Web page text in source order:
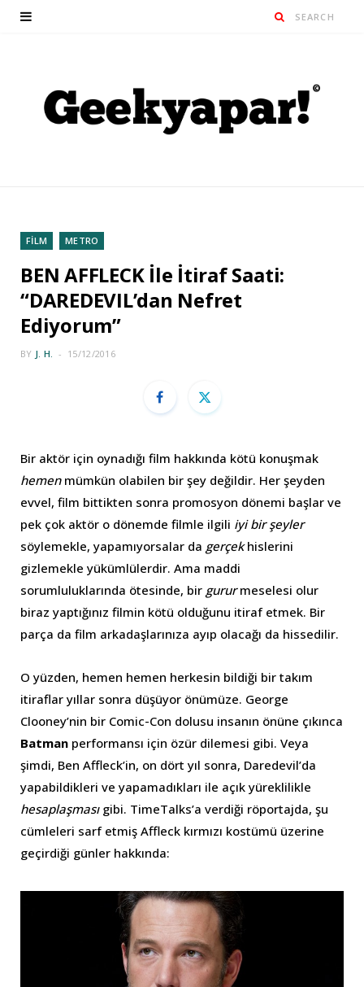
FİLM METRO
BEN AFFLECK İle İtiraf Saati:
“DAREDEVIL’dan Nefret
Ediyorum”
BY J. H. 15/12/2016
Bir aktör için oynadığı film hakkında kötü konuşmak
hemen mümkün olabilen bir şey değildir. Her şeyden
evvel, film bittikten sonra promosyon dönemi başlar ve
pek çok aktör o dönemde filmle ilgili iyi bir şeyler
söylemekle, yapamıyorsalar da gerçekhislerini
gizlemekle yükümlülerdir. Ama maddi
sorumluluklarında ötesinde, bir gururmeselesi olur
biraz yaptığınız filmin kötü olduğunu itiraf etmek. Bir
parça da film arkadaşlarınıza ayıp olacağı da hissedilir.
O yüzden, hemen hemen herkesin bildiği bir takım
itiraflar yıllar sonra düşüyor önümüze. George
Clooney’nin bir Comic-Con dolusu insanın önüne çıkınca
Batman performansı için özür dilemesi gibi. Veya
şimdi, Ben Affleck’in, on dört yıl sonra, Daredevil’da
yapabildikleri ve yapamadıkları ile açık yüreklilikle
hesaplaşması gibi. TimeTalks’a verdiği röportajda, şu
cümleleri sarf etmiş Affleck kırmızı kostümü üzerine
geçirdiği günler hakkında: